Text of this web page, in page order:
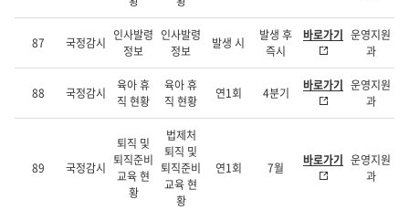
87 국정감시 인사발령
정보
인사발령
정보
발생 시
발생 후
즉시
바로가기 운영지원
과
88 국정감시
육아 휴
직 현황
육아 휴
직 현황
연1회 4분기 바로가기 운영지원
과
89 국정감시
퇴직 및
퇴직준비
교육 현
황
법제처
퇴직 및
퇴직준비
교육 현
황
연1회 7월 바로가기 운영지원
과